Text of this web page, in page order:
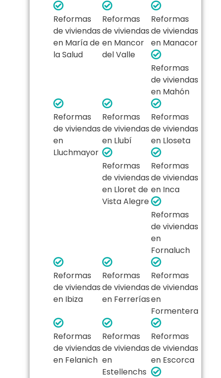
Reformas
de viviendas
en María de
la Salud
Reformas
de viviendas
en Mancor
del Valle
Reformas
de viviendas
en Manacor
Reformas
de viviendas
en Mahón
Reformas
de viviendas
en
Lluchmayor
Reformas
de viviendas
en Llubí
Reformas
de viviendas
en Lloseta
Reformas
de viviendas
en Lloret de
Vista Alegre
Reformas
de viviendas
en Inca
Reformas
de viviendas
en
Fornaluch
Reformas
de viviendas
en Ibiza
Reformas
de viviendas
en Ferrerías
Reformas
de viviendas
en
Formentera
Reformas
de viviendas
en Felanich
Reformas
de viviendas
en
Estellenchs
Reformas
de viviendas
en Escorca